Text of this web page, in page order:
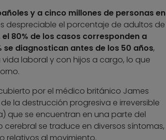
y a cinco millones de personas en
despreciable el porcentaje de adultos de
el 80% de los casos corresponden a
se diagnostican antes de los 50 años,
laboral y con hijos a cargo, lo que
por el médico británico James
la destrucción progresiva e irreversible
que se encuentran en una parte del
se traduce en diversos síntomas,